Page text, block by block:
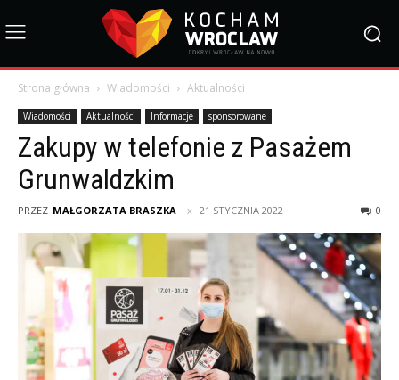
Strona główna Wiadomości Aktualności
Wiadomości Aktualności Informacje sponsorowane
Zakupy w telefonie z Pasażem
Grunwaldzkim
PRZEZ MAŁGORZATA BRASZKA 21 STYCZNIA 2022 0